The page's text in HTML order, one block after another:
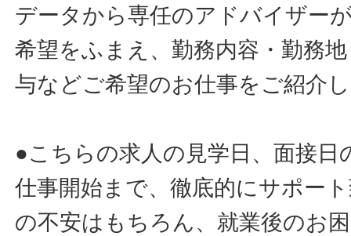
データから専任のアドバイザー
希望をふまえ、勤務内容・勤務
与などご希望のお仕事をご紹介
●こちらの求人の見学日、面接日
仕事開始まで、徹底的にサポー
の不安はもちろん、就業後のお